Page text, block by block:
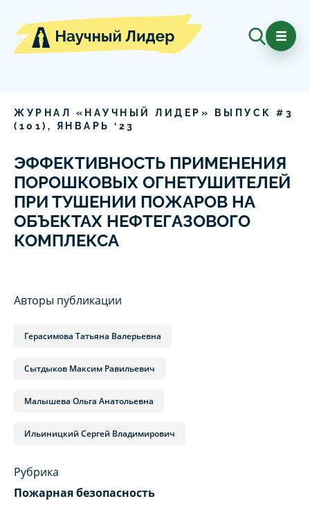
ЖУРНАЛ «НАУЧНЫЙ ЛИДЕР» ВЫПУСК # 3
( 101), ЯНВАРЬ ‘ 23
ЭФФЕКТИВНОСТЬ ПРИМЕНЕНИЯ
ПОРОШКОВЫХ ОГНЕТУШИТЕЛЕЙ
ПРИ ТУШЕНИИ ПОЖАРОВ НА
ОБЪЕКТАХ НЕФТЕГАЗОВОГО
КОМПЛЕКСА
Авторы публикации
Герасимова Татьяна Валерьевна
Сытдыков Максим Равильевич
Малышева Ольга Анатольевна
Ильиницкий Сергей Владимирович
Рубрика
Пожарная безопасность